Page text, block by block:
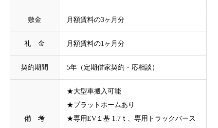
敷金 月額賃料の3ヶ月分
礼 ⾦ 月額賃料の1ヶ月分
契約期間 5年（定期借家契約・応相談）
備 考
★大型車搬入可能
★プラットホームあり
★専用EV１基 1.7ｔ、専用トラックバース